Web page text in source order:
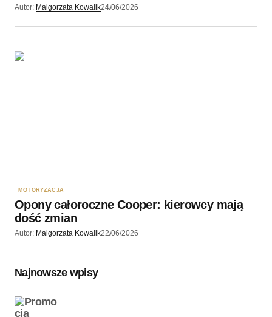
Autor: Malgorzata Kowalik24/06/2026
MOTORYZACJA
Opony całoroczne Cooper: kierowcy mają
dość zmian
Autor: Malgorzata Kowalik22/06/2026
Najnowsze wpisy